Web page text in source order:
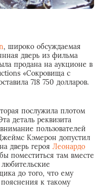
, широко обсуждаемая
дверь из фильма
продана на аукционе в
«Сокровища с
718 750 долларов.
послужила плотом
деталь реквизита
пользователей
Кэмерон допустил
дверь героя Леонардо
поместиться там вместе
до того, что ему
к такому